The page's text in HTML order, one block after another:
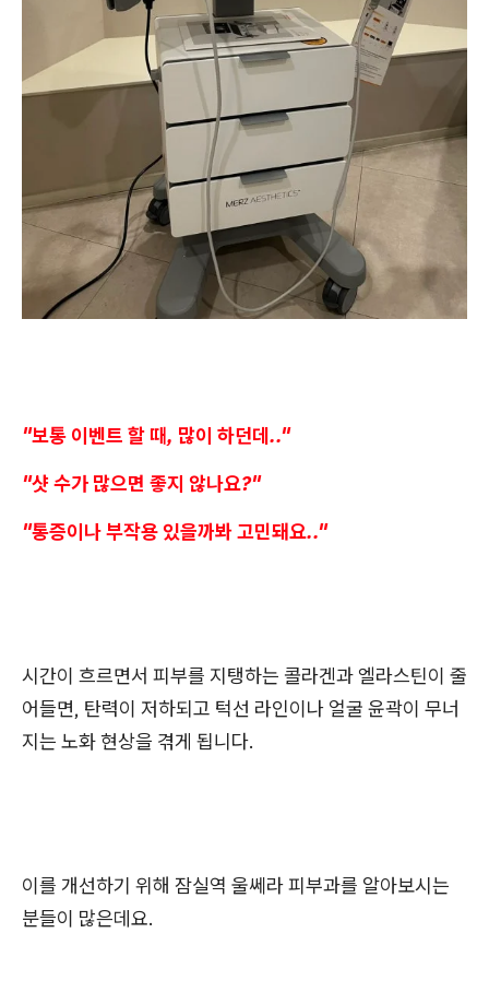
"보통 이벤트 할 때, 많이 하던데.."
"샷 수가 많으면 좋지 않나요?"
"통증이나 부작용 있을까봐 고민돼요.."
시간이 흐르면서 피부를 지탱하는 콜라겐과 엘라스틴이 줄
어들면, 탄력이 저하되고 턱선 라인이나 얼굴 윤곽이 무너
지는 노화 현상을 겪게 됩니다.
이를 개선하기 위해 잠실역 울쎄라 피부과를 알아보시는
분들이 많은데요.